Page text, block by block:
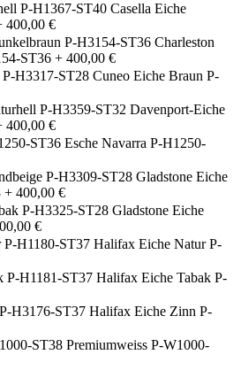
Casella Eiche
400,00 €
Charleston
ST36 + 400,00 €
Cuneo Eiche Braun P-
Davenport-Eiche
400,00 €
Esche Navarra P-H1250-
Gladstone Eiche
+ 400,00 €
Gladstone Eiche
€
Halifax Eiche Natur P-
Halifax Eiche Tabak P-
Halifax Eiche Zinn P-
Premiumweiss P-W1000-